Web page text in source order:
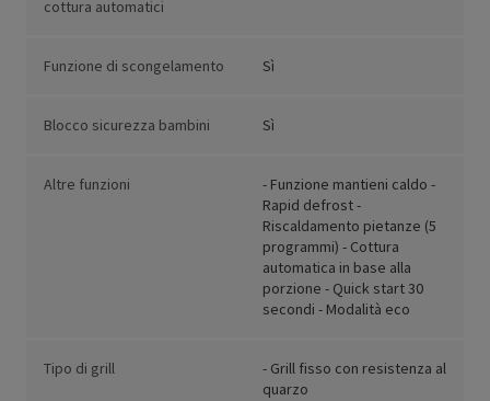
cottura automatici
Funzione di scongelamento Sì
Blocco sicurezza bambini Sì
Altre funzioni
- Funzione mantieni caldo -
Rapid defrost -
Riscaldamento pietanze (5
programmi) - Cottura
automatica in base alla
porzione - Quick start 30
secondi - Modalità eco
Tipo di grill
- Grill fisso con resistenza al
quarzo